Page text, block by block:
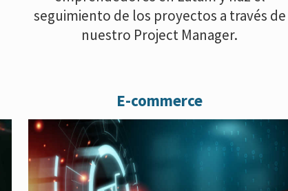
seguimiento de los proyectos a través de
nuestro Project Manager.
E-commerce